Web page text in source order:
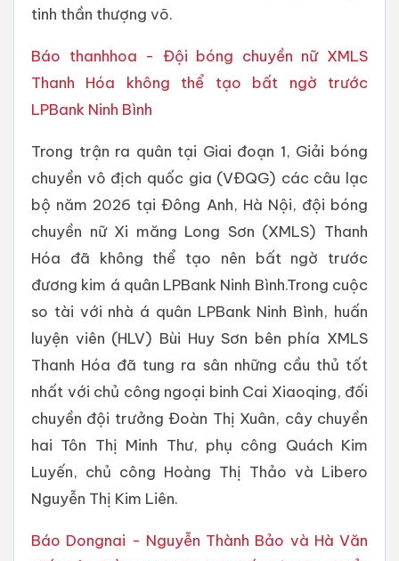
tinh thần thượng võ.
Báo thanhhoa - Đội bóng chuyền nữ XMLS
Thanh Hóa không thể tạo bất ngờ trước
LPBank Ninh Bình
Trong trận ra quân tại Giai đoạn 1, Giải bóng
chuyền vô địch quốc gia (VĐQG) các câu lạc
bộ năm 2026 tại Đông Anh, Hà Nội, đội bóng
chuyền nữ Xi măng Long Sơn (XMLS) Thanh
Hóa đã không thể tạo nên bất ngờ trước
đương kim á quân LPBank Ninh Bình.Trong cuộc
so tài với nhà á quân LPBank Ninh Bình, huấn
luyện viên (HLV) Bùi Huy Sơn bên phía XMLS
Thanh Hóa đã tung ra sân những cầu thủ tốt
nhất với chủ công ngoại binh Cai Xiaoqing, đối
chuyền đội trưởng Đoàn Thị Xuân, cây chuyền
hai Tôn Thị Minh Thư, phụ công Quách Kim
Luyến, chủ công Hoàng Thị Thảo và Libero
Nguyễn Thị Kim Liên.
Báo Dongnai - Nguyễn Thành Bảo và Hà Văn